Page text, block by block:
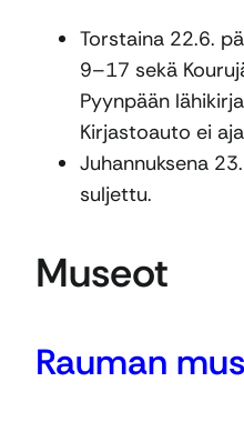
Torstaina 22.6.
9–17 sekä
Pyynpään
Kirjastoauto ei
Juhannuksena
suljettu.
Museot
Rauman